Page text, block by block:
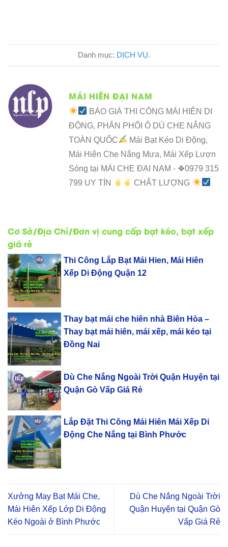
Danh mục: DỊCH VỤ.
MÁI HIÊN ĐẠI NAM
BÁO GIÁ THI CÔNG MÁI HIÊN DI
ĐỘNG, PHÂN PHỐI Ô DÙ CHE NẮNG
TOÀN QUỐC
Mái Bạt Kéo Di Động,
Mái Hiên Che Nắng Mưa, Mái Xếp Lượn
Sóng tại MÁI CHE ĐẠI NAM - ❖0979 315
799 UY TÍN
CHẤT LƯỢNG
Cơ Sở/Địa Chỉ/Đơn vị cung cấp bạt kéo, bạt xếp
giá rẻ
Thi Công Lắp Bạt Mái Hien, Mái Hiên
Xếp Di Động Quận 12
Thay bạt mái che hiên nhà Biên Hòa –
Thay bạt mái hiên, mái xếp, mái kéo tại
Đồng Nai
Dù Che Nắng Ngoài Trời Quận Huyện tại
Quận Gò Vấp Giá Rẻ
Lắp Đặt Thi Công Mái Hiên Mái Xếp Di
Động Che Nắng tại Bình Phước
Xưởng May Bạt Mái Che,
Mái Hiên Xếp Lớp Di Động
Kéo Ngoài ở Bình Phước
Dù Che Nắng Ngoài Trời
Quận Huyện tại Quận Gò
Vấp Giá Rẻ